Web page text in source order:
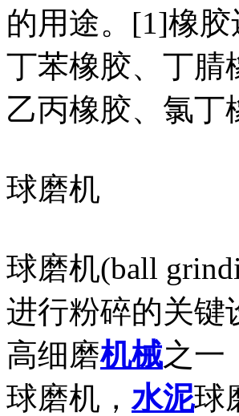
的用途。[1]橡
丁苯橡胶、丁腈
乙丙橡胶、氯丁
球磨机
球磨机(ball
进行粉碎的关键
高细磨机械之一
球磨机，水泥球